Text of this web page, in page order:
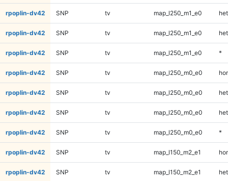
rpoplin-dv42 SNP tv map_l250_m1_e0
rpoplin-dv42 SNP tv map_l250_m1_e0 het
rpoplin-dv42 SNP tv map_l250_m1_e0 *
rpoplin-dv42 SNP tv map_l250_m0_e0
rpoplin-dv42 SNP tv map_l250_m0_e0
rpoplin-dv42 SNP tv map_l250_m0_e0 het
rpoplin-dv42 SNP tv map_l250_m0_e0 *
rpoplin-dv42 SNP tv map_l150_m2_e1
rpoplin-dv42 SNP tv map_l150_m2_e1